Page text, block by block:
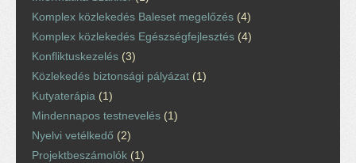
Komplex közlekedés Baleset megelőzés (4)
Komplex közlekedés Egészségfejlesztés (4)
Konfliktuskezelés (3)
Közlekedés biztonsági pályázat (1)
Kutyaterápia (1)
Mindennapos testnevelés (1)
Nyelvi vetélkedő (2)
Projektbeszámolók (1)